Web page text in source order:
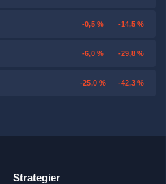
-0,5 % -14,5 %
-6,0 % -29,8 %
-25,0 % -42,3 %
Strategier